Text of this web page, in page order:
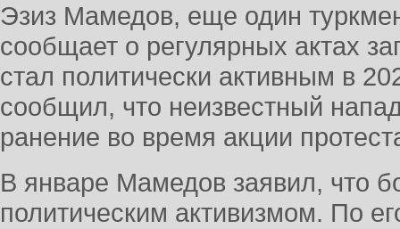
Эзиз Мамедов, еще один
сообщает о регулярных актах
стал политически активным в
сообщил, что неизвестный
ранение во время акции
В январе Мамедов заявил, что
политическим активизмом. По